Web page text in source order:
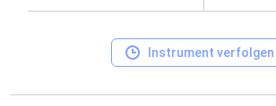
Instrument verfolgen